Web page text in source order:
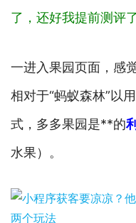
了，还好我提前测评
一进入果园页面，感
相对于“蚂蚁森林”以
式，多多果园是**的
水果）。